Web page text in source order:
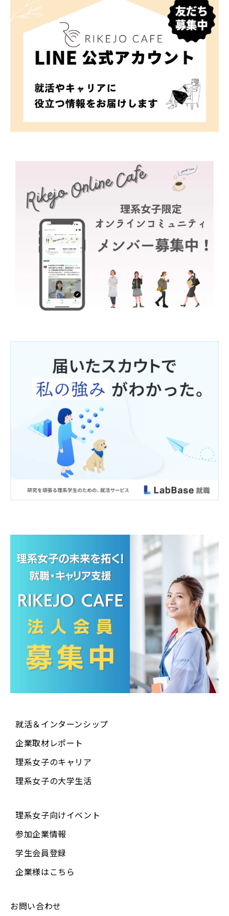
就活＆インターンシップ
企業取材レポート
理系女子のキャリア
理系女子の大学生活
理系女子向けイベント
参加企業情報
学生会員登録
企業様はこちら
お問い合わせ